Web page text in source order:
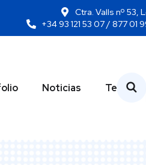
Ctra. Valls nº 53,
+34 93 121 53 07 / 877 01
Noticias Temas